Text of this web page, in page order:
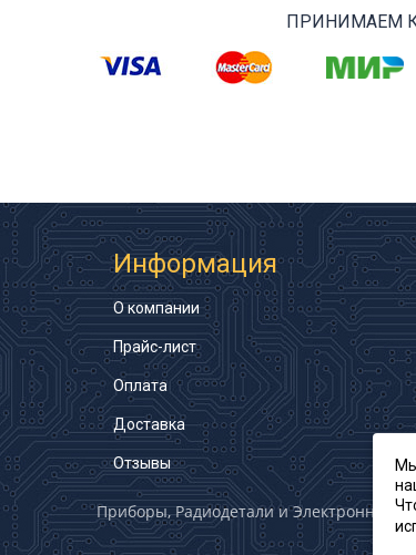
ПРИНИМАЕМ
Информация
О компании
Прайс-лист
Оплата
Доставка
Отзывы
Приборы, Радиодетали и Электронные